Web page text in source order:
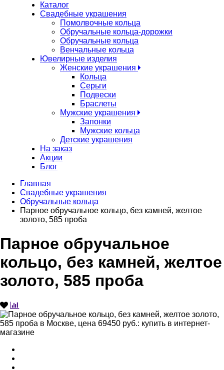
Каталог
Свадебные украшения
Помолвочные кольца
Обручальные кольца-дорожки
Обручальные кольца
Венчальные кольца
Ювелирные изделия
Женские украшения
Кольца
Серьги
Подвески
Браслеты
Мужские украшения
Запонки
Мужские кольца
Детские украшения
На заказ
Акции
Блог
Главная
Свадебные украшения
Обручальные кольца
Парное обручальное кольцо, без камней, желтое
золото, 585 проба
Парное обручальное
кольцо, без камней, желтое
золото, 585 проба